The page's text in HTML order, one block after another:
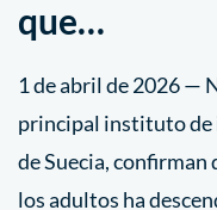
que…
1 de abril de 2026 —
principal instituto de
de Suecia,
los adultos ha